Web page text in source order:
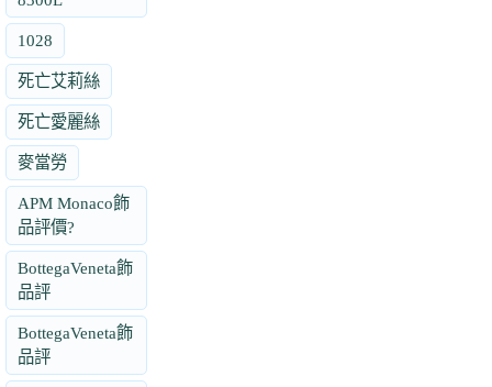
1028
死亡艾莉絲
死亡愛麗絲
麥當勞
APM Monaco飾
品評價?
BottegaVeneta飾
品評
BottegaVeneta飾
品評